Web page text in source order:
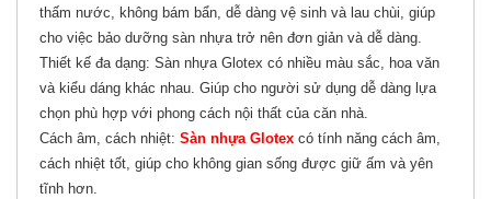
thấm nước, không bám bẩn, dễ dàng vệ sinh và lau chùi, giúp
cho việc bảo dưỡng sàn nhựa trở nên đơn giản và dễ dàng.
Thiết kế đa dạng: Sàn nhựa Glotex có nhiều màu sắc, hoa văn
và kiểu dáng khác nhau. Giúp cho người sử dụng dễ dàng lựa
chọn phù hợp với phong cách nội thất của căn nhà.
Cách âm, cách nhiệt: Sàn nhựa Glotex có tính năng cách âm,
cách nhiệt tốt, giúp cho không gian sống được giữ ấm và yên
tĩnh hơn.